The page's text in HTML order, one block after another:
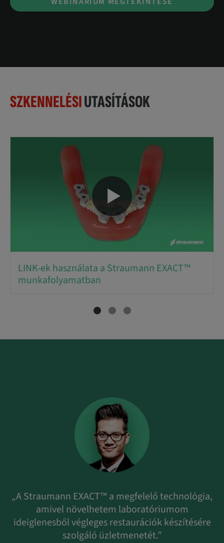
SZKENNELÉSIUTASÍTÁSOK
LINK-ek használata a Straumann EXACT™
munkafolyamatban
„A Straumann EXACT™ a megfelelő technológia,
amivel növelhetem laboratóriumom
ideiglenesből végleges restaurációk készítésére
szolgáló üzletmenetét.”